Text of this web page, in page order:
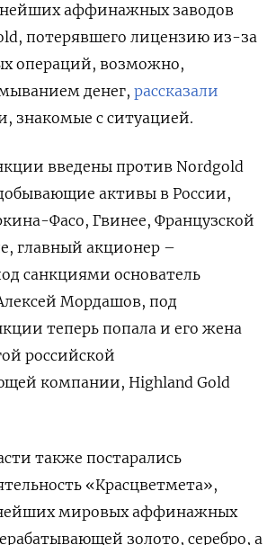
аффинажных заводов
потерявшего лицензию из-за
операций, возможно,
денег, рассказали
знакомые с ситуацией.
введены против Nordgold
активы в России,
Фасо, Гвинее, Французской
главный акционер –
санкциями основатель
Мордашов, под
теперь попала и его жена
российской
компании, Highland Gold
также постарались
«Красцветмета»,
мировых аффинажных
золото, серебро, а